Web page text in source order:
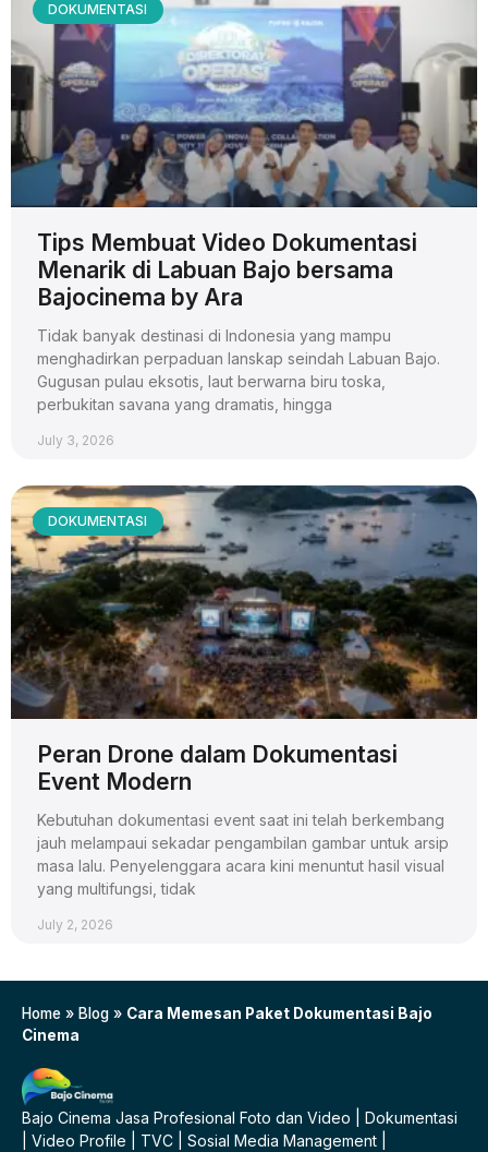
DOKUMENTASI
Tips Membuat Video Dokumentasi
Menarik di Labuan Bajo bersama
Bajocinema by Ara
Tidak banyak destinasi di Indonesia yang mampu
menghadirkan perpaduan lanskap seindah Labuan Bajo.
Gugusan pulau eksotis, laut berwarna biru toska,
perbukitan savana yang dramatis, hingga
July 3, 2026
DOKUMENTASI
Peran Drone dalam Dokumentasi
Event Modern
Kebutuhan dokumentasi event saat ini telah berkembang
jauh melampaui sekadar pengambilan gambar untuk arsip
masa lalu. Penyelenggara acara kini menuntut hasil visual
yang multifungsi, tidak
July 2, 2026
Home » Blog » Cara Memesan Paket Dokumentasi Bajo
Cinema
Bajo Cinema Jasa Profesional Foto dan Video | Dokumentasi
| Video Profile | TVC | Sosial Media Management |